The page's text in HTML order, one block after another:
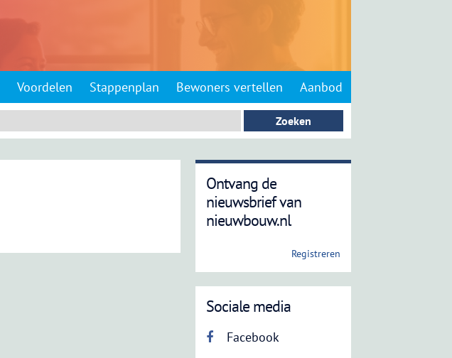
Voordelen Stappenplan Bewoners vertellen Aanbod
Ontvang de
nieuwsbrief van
nieuwbouw.nl
Registreren
Sociale media
Facebook